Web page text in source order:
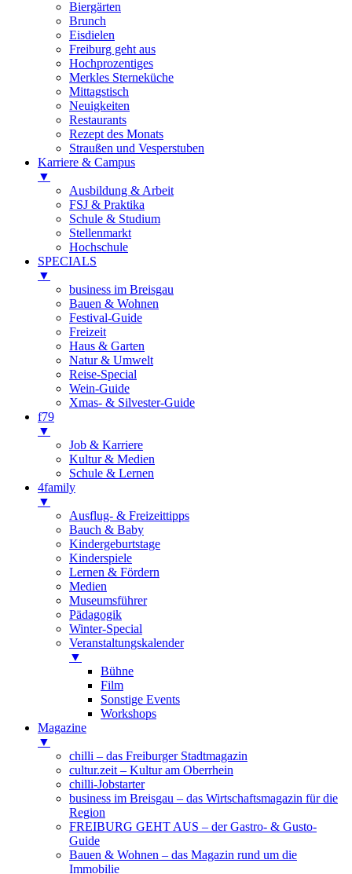
Biergärten
Brunch
Eisdielen
Freiburg geht aus
Hochprozentiges
Merkles Sterneküche
Mittagstisch
Neuigkeiten
Restaurants
Rezept des Monats
Straußen und Vesperstuben
Karriere & Campus
▼
Ausbildung & Arbeit
FSJ & Praktika
Schule & Studium
Stellenmarkt
Hochschule
SPECIALS
▼
business im Breisgau
Bauen & Wohnen
Festival-Guide
Freizeit
Haus & Garten
Natur & Umwelt
Reise-Special
Wein-Guide
Xmas- & Silvester-Guide
f79
▼
Job & Karriere
Kultur & Medien
Schule & Lernen
4family
▼
Ausflug- & Freizeittipps
Bauch & Baby
Kindergeburtstage
Kinderspiele
Lernen & Fördern
Medien
Museumsführer
Pädagogik
Winter-Special
Veranstaltungskalender
▼
Bühne
Film
Sonstige Events
Workshops
Magazine
▼
chilli – das Freiburger Stadtmagazin
cultur.zeit – Kultur am Oberrhein
chilli-Jobstarter
business im Breisgau – das Wirtschaftsmagazin für die
Region
FREIBURG GEHT AUS – der Gastro- & Gusto-
Guide
Bauen & Wohnen – das Magazin rund um die
Immobilie